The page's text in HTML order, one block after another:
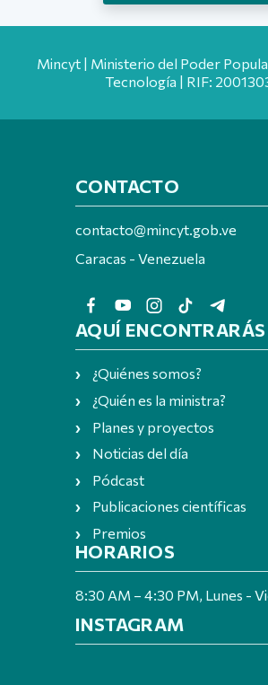
Mincyt | Ministerio del Poder
Tecnología | RIF:
CONTACTO
contacto@mincyt.gob.ve
Caracas - Venezuela
AQUÍ ENCONTRARÁS
¿Quiénes somos?
¿Quién es la ministra?
Planes y proyectos
Noticias del día
Pódcast
Publicaciones científicas
Premios
HORARIOS
8:30 AM – 4:30 PM, Lunes -
INSTAGRAM